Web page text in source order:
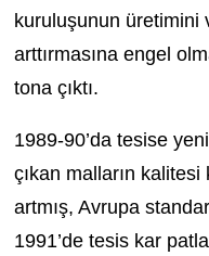
kuruluşunun üretimini
arttırmasına engel
tona çıktı.
1989-90’da tesise
çıkan malların
artmış, Avrupa
1991’de tesis kar